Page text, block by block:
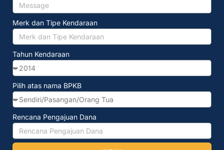
Merk dan Tipe Kendaraan
Tahun Kendaraan
Pilih atas nama BPKB
Rencana Pengajuan Dana